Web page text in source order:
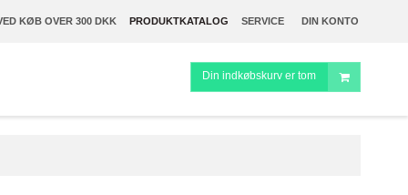
KØB OVER 300 DKK PRODUKTKATALOG SERVICE DIN KONTO
Din indkøbskurv er tom